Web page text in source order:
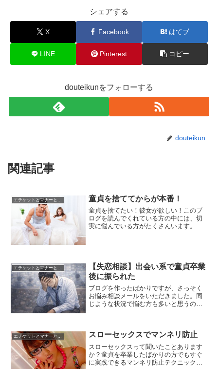
シェアする
X Facebook はてブ
LINE Pinterest コピー
douteikunをフォローする
douteikun
関連記事
童貞を捨ててからが本番！
童貞を捨てたい！彼女が欲しい！このブ
ログを読んでくれている方の中には、切
実に悩んでいる方がたくさんいます。で
【失恋相談】出会い系で童貞卒業
後に振られた
ブログを作ったばかりですが、さっそく
お悩み相談メールをいただきました。同
じような状況で悩む方も多いと思うの
終的には相手の気持ちを重...
スローセックスでマンネリ防止
スローセックスって聞いたことあります
か？童貞を卒業したばかりの方でもすぐ
に実践できるマンネリ防止テクニックが